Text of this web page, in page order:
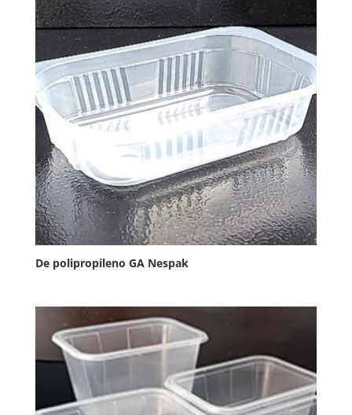
De polipropileno GA Nespak